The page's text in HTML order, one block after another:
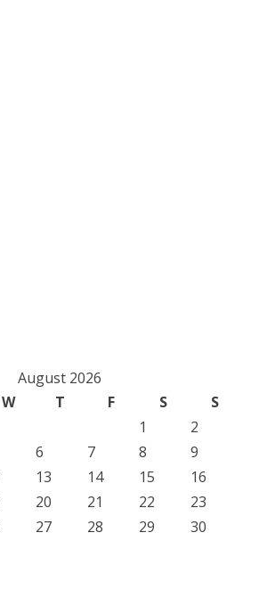
August 2026
W T F S
S
1
2
6 7 8
9
13 14 15
16
20 21 22
23
27 28 29
30